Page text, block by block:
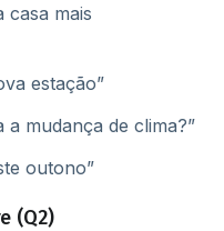
casa mais
estação”
mudança de clima?”
outono”
(Q2)